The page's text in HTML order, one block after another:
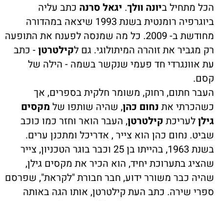
הכל מתחיל ביונה וולך. יגאל סרנה כתב עליה
ביוגרפיה רומנטית בשנת 1993 שיצאה במהדורה
מחודשת ב- 2009. כל מה שמנסה לפענח את התופעה
רק מגביר את זוהרה המיתולוגי. גם לקילטרטן- כתב
עת אוונגרדי חד פעמי שנקשר בשמה - הילה של
קסם.
העבר חתום, רחוק, משומר חלקית בספרים, אך
כשהכרתי את נחום כהן, שהיה שותפו של מקסים
גילןלעריכת קילטרטן, העבר הואר וחזר כמו כוכב
שביט. נחום כהן הוא צייר , אדריכל ומתכנן ערים.
בשנת 1963, בהייתו בן 25 וכבר בוגר הטכניון, צייר
שהציג בתערוכת יחיד, הוא הכיר את מקסים גילן,
שהיה כבר משורר ידוע, חבר חבורת "לקראת", שפרסם
ספרי שירה. כתב העת קילטרטן, אותו הגה באותה